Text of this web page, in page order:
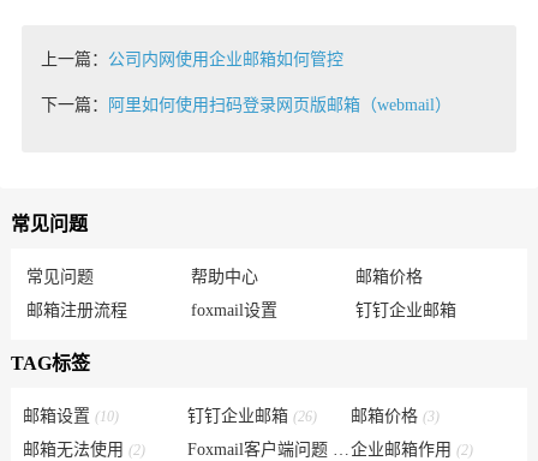
上一篇： 公司内网使用企业邮箱如何管控
下一篇： 阿里如何使用扫码登录网页版邮箱（webmail）
常见问题
常见问题 帮助中心
邮箱价格
邮箱注册流程
foxmail设置 钉钉企业邮箱
TAG标签
邮箱设置 (10) 钉钉企业邮箱 (26) 邮箱价格(3)
邮箱无法使用 (2) Foxmail客户端问题
(6)企业邮箱作用(2)